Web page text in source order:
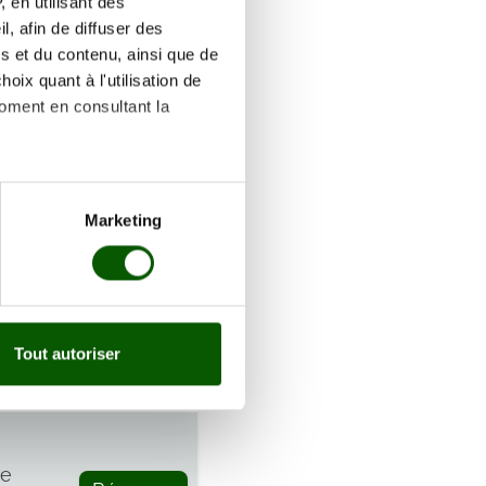
afin de diffuser des
et du contenu, ainsi que de
quant à l'utilisation de
en consultant la
à plusieurs mètres près
sur les cookies.
Marketing
Tout autoriser
Réserver
Réserver